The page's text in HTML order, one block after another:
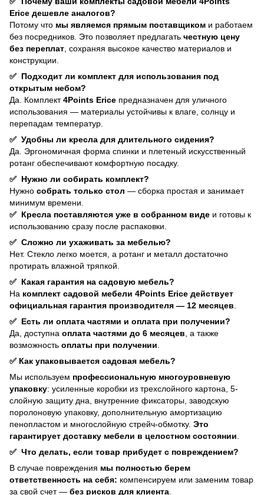
Erice дешевле аналогов?
Потому что мы являемся прямым поставщиком и работаем
без посредников. Это позволяет предлагать честную цену
без переплат, сохраняя высокое качество материалов и
конструкции.
✅ Подходит ли комплект для использования под
открытым небом?
Да. Комплект4Points Erice предназначен для уличного
использования — материалы устойчивы к влаге, солнцу и
перепадам температур.
✅ Удобны ли кресла для длительного сидения?
Да. Эргономичная форма спинки и плетеный искусственный
ротанг обеспечивают комфортную посадку.
✅ Нужно ли собирать комплект?
Нужно собрать только стол — сборка простая и занимает
минимум времени.
✅ Кресла поставляются уже в собранном виде и готовы к
использованию сразу после распаковки.
✅ Сложно ли ухаживать за мебелью?
Нет. Стекло легко моется, а ротанг и металл достаточно
протирать влажной тряпкой.
✅ Какая гарантия на садовую мебель?
На комплект садовой мебели 4Points Erice действует
официальная гарантия производителя — 12 месяцев.
✅ Есть ли оплата частями и оплата при получении?
Да, доступна оплата частями до 6 месяцев, а также
возможность оплаты при получении.
✅ Как упаковывается садовая мебель?
Мы используем профессиональную многоуровневую
упаковку: усиленные коробки из трехслойного картона, 5-
слойную защиту дна, внутренние фиксаторы, заводскую
поролоновую упаковку, дополнительную амортизацию
пенопластом и многослойную стрейч-обмотку. Это
гарантирует доставку мебели в целостном состоянии.
✅ Что делать, если товар прибудет с повреждением?
В случае повреждения мы полностью берем
ответственность на себя: компенсируем или заменим товар
за свой счет — без рисков для клиента.